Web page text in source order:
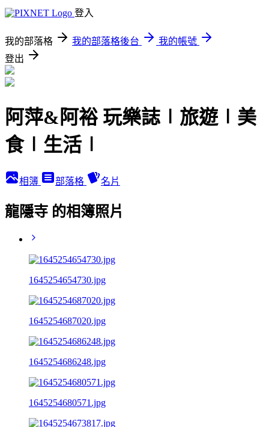
登入
我的部落格 我的部落格後台
我的帳號
登出
阿萍&阿裕 玩樂誌∣旅遊∣美
食∣生活∣
相簿 部落格 名片
龍隱寺 的相簿照片
1645254654730.jpg
1645254687020.jpg
1645254686248.jpg
1645254680571.jpg